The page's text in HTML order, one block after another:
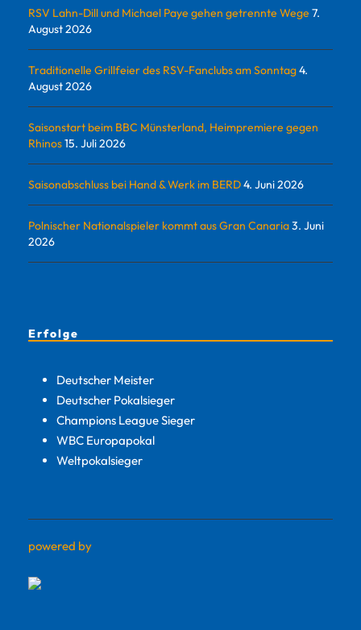
RSV Lahn-Dill und Michael Paye gehen getrennte Wege 7.
August 2026
Traditionelle Grillfeier des RSV-Fanclubs am Sonntag4.
August 2026
Saisonstart beim BBC Münsterland, Heimpremiere gegen
Rhinos15. Juli 2026
Saisonabschluss bei Hand & Werk im BERD4. Juni 2026
Polnischer Nationalspieler kommt aus Gran Canaria3. Juni
2026
Erfolge
Deutscher Meister
Deutscher Pokalsieger
Champions League Sieger
WBC Europapokal
Weltpokalsieger
powered by